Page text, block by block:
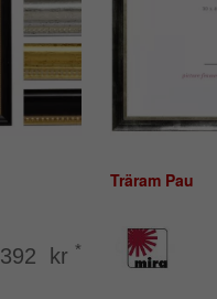
392 kr *
Träram Pau